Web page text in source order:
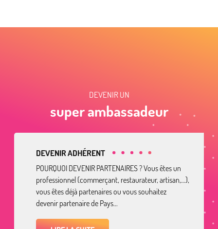
DEVENIR UN
super ambassadeur
DEVENIR ADHÉRENT
POURQUOI DEVENIR PARTENAIRES ? Vous êtes un
professionnel (commerçant, restaurateur, artisan,…),
vous êtes déjà partenaires ou vous souhaitez
devenir partenaire de Pays...